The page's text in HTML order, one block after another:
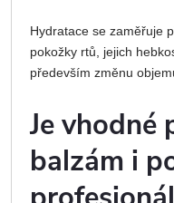
Hydratace se zaměřuje
pokožky rtů, jejich
především změnu
Je vhodné
balzám i